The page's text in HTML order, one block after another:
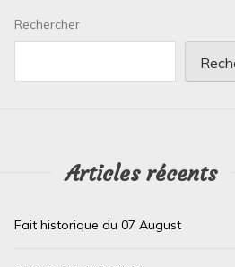
Rechercher
Articles récents
Fait historique du 07 August